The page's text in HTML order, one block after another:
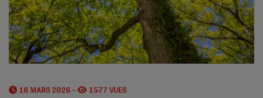
18 MARS 2026 - 1577 VUES